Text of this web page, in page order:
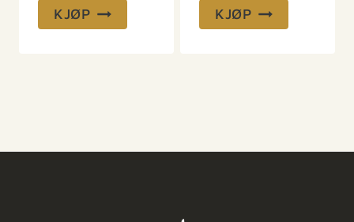
KJØP KJØP